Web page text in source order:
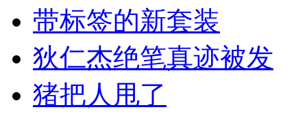
带标签的新套装
狄仁杰绝笔真迹被发
猪把人甩了